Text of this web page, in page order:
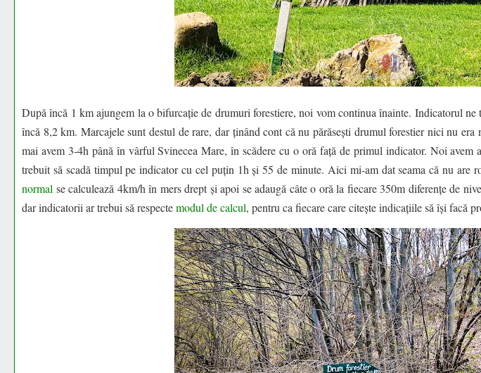
După încă 1 km ajungem la o bifurcație de drumuri forestiere, noi vom continua înainte. Indicatorul
încă 8,2 km. Marcajele sunt destul de rare, dar ținând cont că nu părăsești drumul forestier nici nu
mai avem 3-4h până în vârful Svinecea Mare, în scădere cu o oră față de primul indicator. Noi
trebuit să scadă timpul pe indicator cu cel puțin 1h și 55 de minute. Aici mi-am dat seama că nu are
normal se calculează 4km/h în mers drept și apoi se adaugă câte o oră la fiecare 350m diferențe de
dar indicatorii ar trebui să respectemodul de calcul, pentru ca fiecare care citește indicațiile să își facă